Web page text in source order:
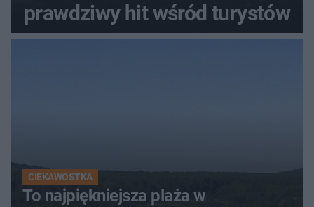
prawdziwy hit wśród turystów
CIEKAWOSTKA
To najpiękniejsza plaża w